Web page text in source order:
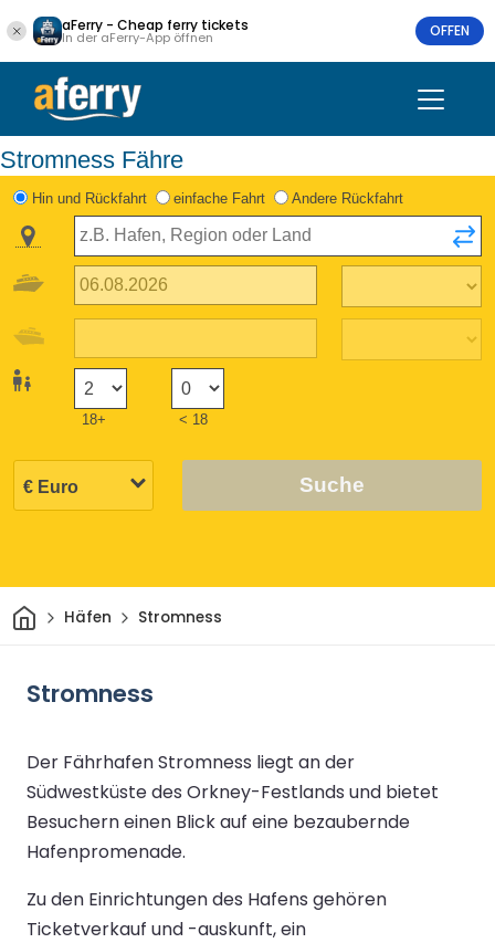
aFerry - Cheap ferry tickets
In der aFerry-App öffnen OFFEN
Stromness Fähre
Hin und Rückfahrt einfache Fahrt Andere Rückfahrt
18+ < 18
Suche
HeimHäfen Stromness
Stromness
Der Fährhafen Stromness liegt an der
Südwestküste des Orkney-Festlands und bietet
Besuchern einen Blick auf eine bezaubernde
Hafenpromenade.
Zu den Einrichtungen des Hafens gehören
Ticketverkauf und -auskunft, ein